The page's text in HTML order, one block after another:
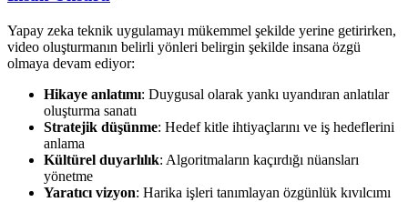
Yapay zeka teknik uygulamayı mükemmel şekilde yerine getirirken,
video oluşturmanın belirli yönleri belirgin şekilde insana özgü
olmaya devam ediyor:
Hikaye anlatımı: Duygusal olarak yankı uyandıran anlatılar
oluşturma sanatı
Stratejik düşünme: Hedef kitle ihtiyaçlarını ve iş hedeflerini
anlama
Kültürel duyarlılık: Algoritmaların kaçırdığı nüansları
yönetme
Yaratıcı vizyon: Harika işleri tanımlayan özgünlük kıvılcımı